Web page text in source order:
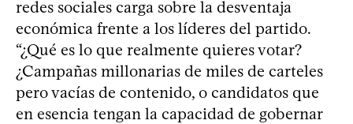
redes sociales carga sobre la desventaja
económica frente a los líderes del partido.
“¿Qué es lo que realmente quieres votar?
¿Campañas millonarias de miles de carteles
pero vacías de contenido, o candidatos que
en esencia tengan la capacidad de gobernar